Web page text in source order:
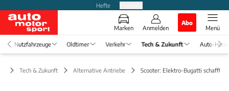
Hefte
Marken Anmelden
Abo
Menü
Nutzfahrzeuge Oldtimer Verkehr Tech & Zukunft Auto-
Tech & Zukunft Alternative Antriebe Scooter: Elektro-Bugatti schafft